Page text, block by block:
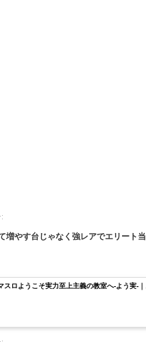
増やす台じゃなく強レアでエリート
スロようこそ実力至上主義の教室へ-よう実-